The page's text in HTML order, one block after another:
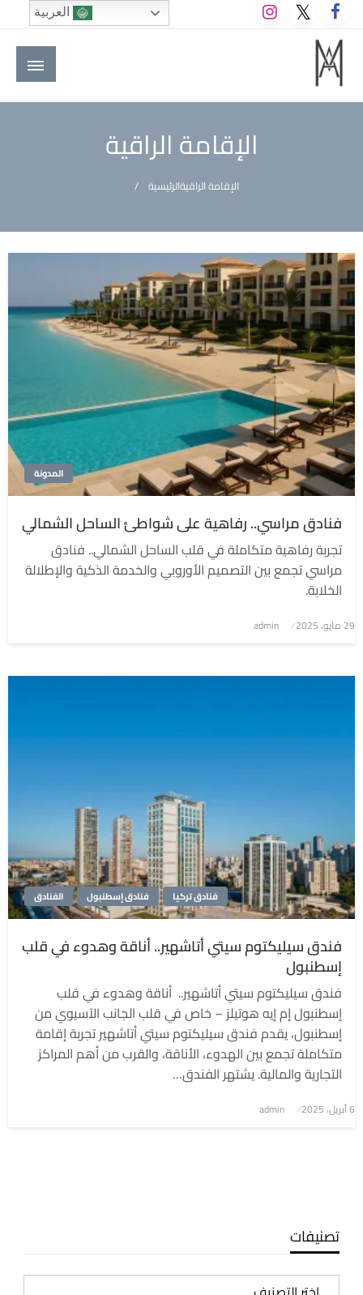
التخطي
إلى
المحتوى
M A hotels | إم ايه هوتيلز
الموقع الأول للعاملين في الفنادق في العالم العربي
الإقامة الراقية
الرئيسيةالإقامة الراقية
المدونة
فنادق مراسي.. رفاهية على شواطئ الساحل الشمالي
تجربة رفاهية متكاملة في قلب الساحل الشمالي.. فنادق
مراسي تجمع بين التصميم الأوروبي والخدمة الذكية والإطلالة
الخلابة.
نُشر
29 مايو، 2025 admin
الفنادق فنادق إسطنبول فنادق تركيا
فندق سيليكتوم سيتي أتاشهير.. أناقة وهدوء في قلب
إسطنبول
فندق سيليكتوم سيتي أتاشهير.. أناقة وهدوء في قلب
إسطنبول إم إيه هوتيلز – خاص في قلب الجانب الآسيوي من
إسطنبول، يقدم فندق سيليكتوم سيتي أتاشهير تجربة إقامة
متكاملة تجمع بين الهدوء، الأناقة، والقرب من أهم المراكز
التجارية والمالية. يشتهر الفندق…
نُشر
6 أبريل، 2025 admin
تصنيفات
تصنيفات
العربية